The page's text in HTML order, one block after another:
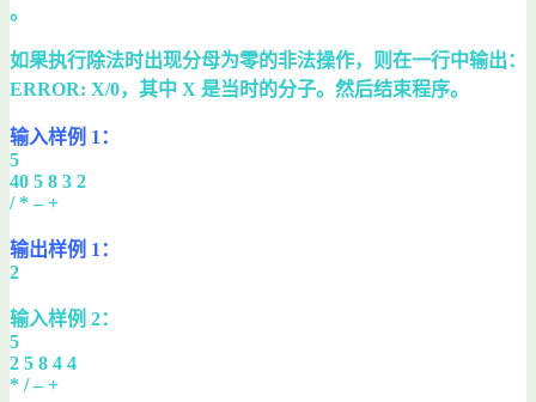
。
如果执行除法时出现分母为零的非法操作，则在一行中输出：
ERROR: X/0，其中 X 是当时的分子。然后结束程序。
输入样例 1：
5
40 5 8 3 2
/ * – +
输出样例 1：
2
输入样例 2：
5
2 5 8 4 4
* / – +